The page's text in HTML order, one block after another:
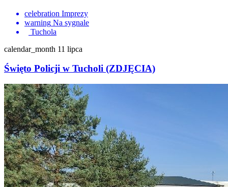
celebration Imprezy
warning Na sygnale
Tuchola
calendar_month 11 lipca
Święto Policji w Tucholi (ZDJĘCIA)